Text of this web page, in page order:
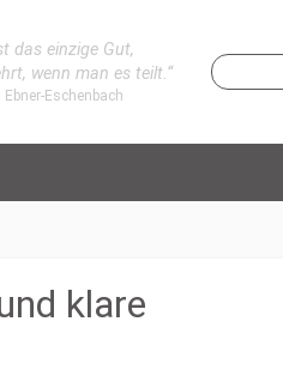
das einzige Gut,
wenn man es teilt.“
Ebner-Eschenbach
klare